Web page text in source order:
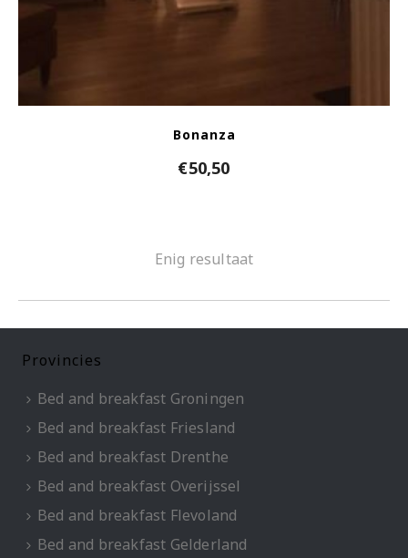
Bonanza
€50,50
Enig resultaat
Provincies
Bed and breakfast Groningen
Bed and breakfast Friesland
Bed and breakfast Drenthe
Bed and breakfast Overijssel
Bed and breakfast Flevoland
Bed and breakfast Gelderland